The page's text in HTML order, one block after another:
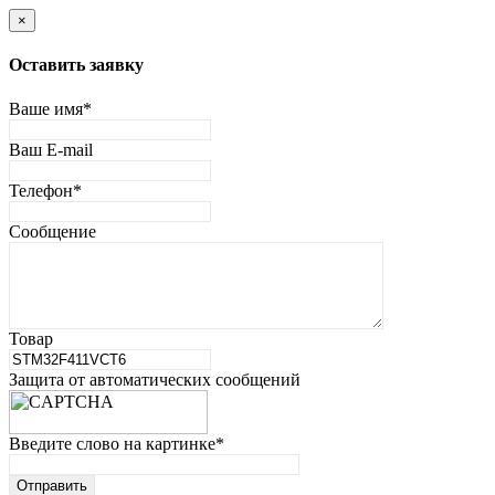
×
Оставить заявку
Ваше имя*
Ваш E-mail
Телефон*
Сообщение
Товар
Защита от автоматических сообщений
Введите слово на картинке*